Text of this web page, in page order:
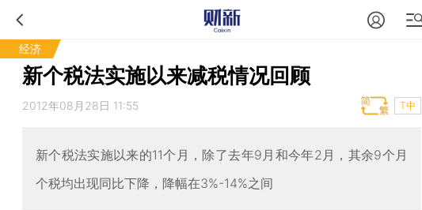
经济
新个税法实施以来减税情况回顾
2012年08月28日 11:55 T中
新个税法实施以来的11个月，除了去年9月和今年2月，其余9个月
个税均出现同比下降，降幅在3%-14%之间